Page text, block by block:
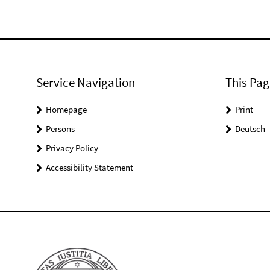
Service Navigation
Homepage
Persons
Privacy Policy
Accessibility Statement
This
Print
Deutsch